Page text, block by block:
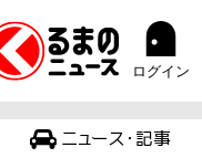
ログイン
ニュース・記事